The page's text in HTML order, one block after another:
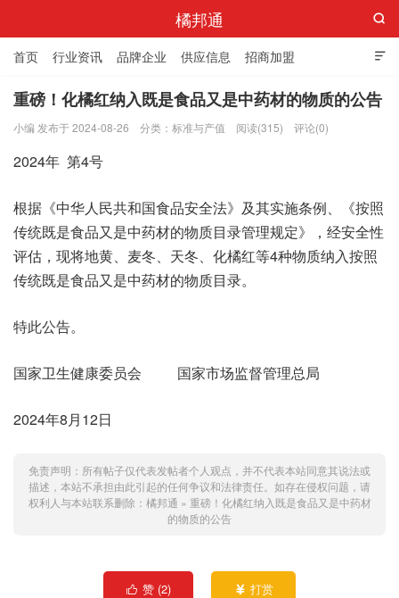
橘邦通

首页 行业资讯 品牌企业 供应信息 招商加盟
标准与产值 化橘红科普 化橘红专卖店

重磅！化橘红纳入既是食品又是中药材的物质的公告
小编 发布于 2024-08-26 分类： 标准与产值 阅读(315) 评论(0)
2024年 第4号
根据《中华人民共和国食品安全法》及其实施条例、《按照
传统既是食品又是中药材的物质目录管理规定》，经安全性
评估，现将地黄、麦冬、天冬、化橘红等4种物质纳入按照
传统既是食品又是中药材的物质目录。
特此公告。
国家卫生健康委员会 国家市场监督管理总局
2024年8月12日
免责声明：所有帖子仅代表发帖者个人观点，并不代表本站同意其说法或
描述，本站不承担由此引起的任何争议和法律责任。如存在侵权问题，请
权利人与本站联系删除： 橘邦通 » 重磅！化橘红纳入既是食品又是中药材
的物质的公告
 赞 (2)  打赏